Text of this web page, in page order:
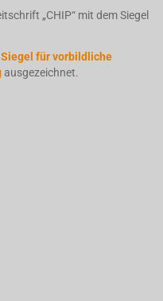
„CHIP“ mit dem Siegel
für vorbildliche
ausgezeichnet.